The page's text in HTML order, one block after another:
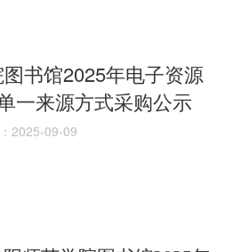
书馆2025年电子资源
一来源方式采购公示
2025-09-09